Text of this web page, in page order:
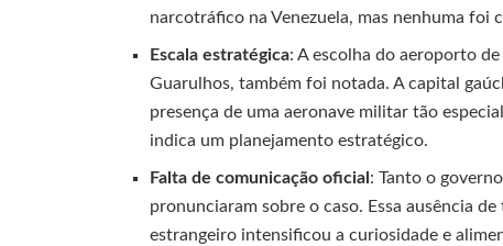
narcotráfico na Venezuela, mas nenhuma foi
Escala estratégica: A escolha do aeroporto
Guarulhos, também foi notada. A capital
presença de uma aeronave militar tão
indica um planejamento estratégico.
Falta de comunicação oficial : Tanto o
pronunciaram sobre o caso. Essa ausência
estrangeiro intensificou a curiosidade e